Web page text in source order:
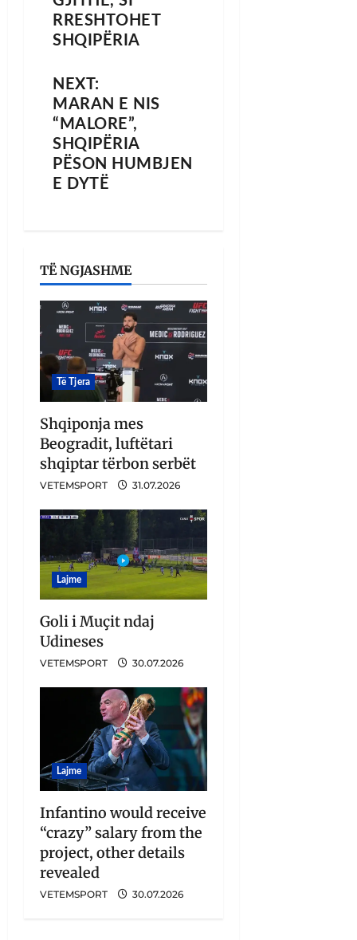
RRESHTOHET
SHQIPËRIA
NEXT:
MARAN E NIS
“MALORE”,
SHQIPËRIA
PËSON HUMBJEN
E DYTË
TË NGJASHME
Të Tjera
Shqiponja mes
Beogradit, luftëtari
shqiptar tërbon serbët
VETEMSPORT 31.07.2026
Lajme
Goli i Muçit ndaj
Udineses
VETEMSPORT 30.07.2026
Lajme
Infantino would receive
“crazy” salary from the
project, other details
revealed
VETEMSPORT 30.07.2026